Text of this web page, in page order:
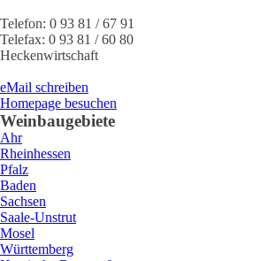
Telefon: 0 93 81 / 67 91
Telefax: 0 93 81 / 60 80
Heckenwirtschaft
eMail schreiben
Homepage besuchen
Weinbaugebiete
Ahr
Rheinhessen
Pfalz
Baden
Sachsen
Saale-Unstrut
Mosel
Württemberg